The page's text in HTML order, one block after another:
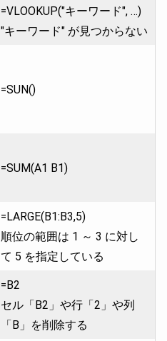
=VLOOKUP("キーワード", …)
"キーワード" が見つからない
=SUN()
=SUM(A1 B1)
=LARGE(B1:B3,5)
順位の範囲は 1 ～ 3 に対し
て 5 を指定している
=B2
セル「B2」や行「2」や列
「B」を削除する